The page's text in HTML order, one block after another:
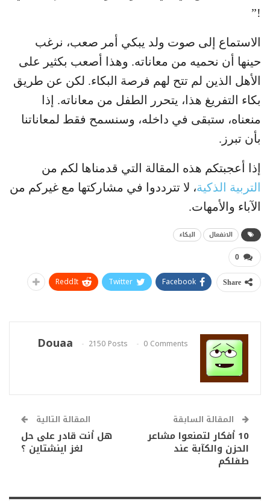
!”
الاستماع إلى صوت ولد يبكي أمر صعب، نرغب
حينها أن نحميه من معاناته. وهذا أصعب بكثير على
الأهل الذين لم تتح لهم فرصة البكاء. لكن عن طريق
بكاء التفريغ هذا، يتحرر الطفل من معاناته. إذا
منعناه، ستبقى في داخله، وسنسمح فقط لمعاناتنا
بأن تبرز.
إذا أعجبتكم هذه المقالة التي قدمناها لكم من
التربية الذكية، لا تترددوا في مشاركتها مع غيركم من
الآباء والأمهات.
الانفعال البكاء
0
Share
Facebook
Twitter
ReddIt
Douaa 2150 Posts 0 Comments
المقالة السابقة
10 أفكار لتمنعوا مشاعر
الحزن والكآبة عند
طفلكم
المقالة التالية
هل أنت قادر على حل
لغز اينشتاين ؟